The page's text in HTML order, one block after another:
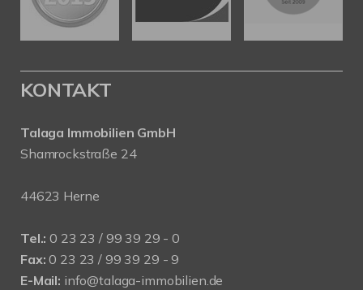
KONTAKT
Talaga Immobilien GmbH
Shamrockstraße 24
44623 Herne
Tel.: 0 23 23 / 99 39 29 - 0
Fax: 0 23 23 / 99 39 29 - 9
E-Mail: info@talaga-immobilien.de